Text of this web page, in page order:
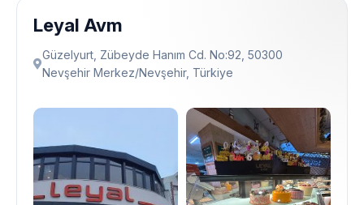
Leyal Avm
Güzelyurt, Zübeyde Hanım Cd. No:92, 50300
Nevşehir Merkez/Nevşehir, Türkiye